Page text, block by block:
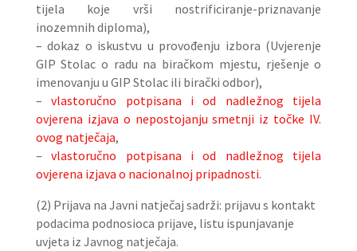
tijela koje vrši nostrificiranje-priznavanje
inozemnih diploma),
– dokaz o iskustvu u provođenju izbora (Uvjerenje
GIP Stolac o radu na biračkom mjestu, rješenje o
imenovanju u GIP Stolac ili birački odbor),
–vlastoručno potpisana i od nadležnog tijela
ovjerena izjava o nepostojanju smetnji iz točke IV.
ovog natječaja,
–vlastoručno potpisana i od nadležnog tijela
ovjerena izjava o nacionalnoj pripadnosti.
(2) Prijava na Javni natječaj sadrži: prijavu s kontakt
podacima podnosioca prijave, listu ispunjavanje
uvjeta iz Javnog natječaja.